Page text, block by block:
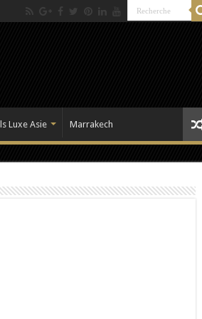
Luxe Asie Marrakech